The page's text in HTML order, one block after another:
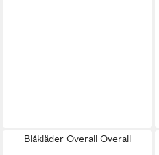
Blåkläder Overall Overall